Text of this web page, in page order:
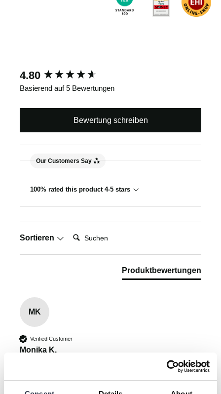
4.80
Basierend auf 5 Bewertungen
Bewertung schreiben
Our Customers Say
100% rated this product 4-5 stars
Sortieren
Suchen:
Produktbewertungen
MK
Verified Customer
Monika K.
New content loaded